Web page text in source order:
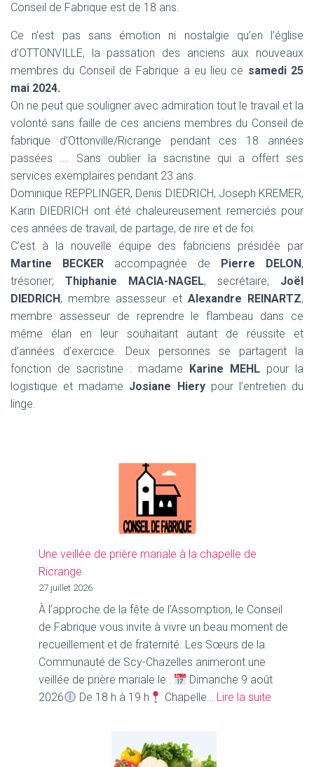
Conseil de Fabrique est de 18 ans.
Ce n’est pas sans émotion ni nostalgie qu’en l’église
d’OTTONVILLE, la passation des anciens aux nouveaux
membres du Conseil de Fabrique a eu lieu ce samedi 25
mai 2024.
On ne peut que souligner avec admiration tout le travail et la
volonté sans faille de ces anciens membres du Conseil de
fabrique d’Ottonville/Ricrange pendant ces 18 années
passées …. Sans oublier la sacristine qui a offert ses
services exemplaires pendant 23 ans.
Dominique REPPLINGER, Denis DIEDRICH, Joseph KREMER,
Karin DIEDRICH ont été chaleureusement remerciés pour
ces années de travail, de partage, de rire et de foi.
C’est à la nouvelle équipe des fabriciens présidée par
Martine BECKER accompagnée de Pierre DELON,
trésorier; Thiphanie MACIA-NAGEL, secrétaire; Joël
DIEDRICH, membre assesseur et Alexandre REINARTZ,
membre assesseur de reprendre le flambeau dans ce
même élan en leur souhaitant autant de réussite et
d’années d’exercice. Deux personnes se partagent la
fonction de sacristine : madame Karine MEHL pour la
logistique et madame Josiane Hierypour l’entretien du
linge.
Une veillée de prière mariale à la chapelle de
Ricrange
27 juillet 2026
À l’approche de la fête de l’Assomption, le Conseil
de Fabrique vous invite à vivre un beau moment de
recueillement et de fraternité. Les Sœurs de la
Communauté de Scy-Chazelles animeront une
veillée de prière mariale le :
Dimanche 9 août
2026
De 18 h à 19 h Chapelle… Lire la suite